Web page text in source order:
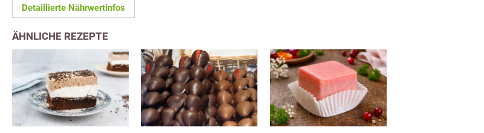
Detaillierte Nährwertinfos
ÄHNLICHE REZEPTE